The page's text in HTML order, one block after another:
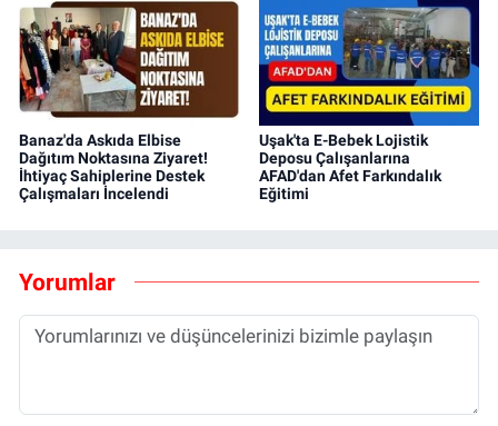
Banaz'da Askıda Elbise
Dağıtım Noktasına Ziyaret!
İhtiyaç Sahiplerine Destek
Çalışmaları İncelendi
Uşak'ta E-Bebek Lojistik
Deposu Çalışanlarına
AFAD'dan Afet Farkındalık
Eğitimi
Yorumlar